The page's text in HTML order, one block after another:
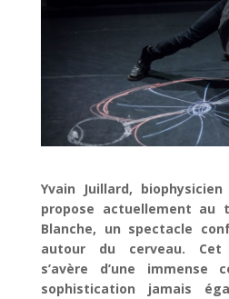
Yvain Juillard,
propose actuellement au
Blanche, un spectacle
autour du cerveau. Cet
s’avère d’une immense
sophistication jamais